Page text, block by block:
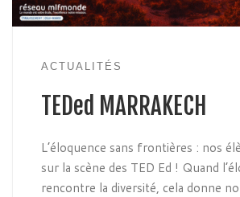
ACTUALITÉS
TEDed MARRAKECH
L’éloquence sans frontières : nos
sur la scène des TED Ed ! Quand
rencontre la diversité, cela donne